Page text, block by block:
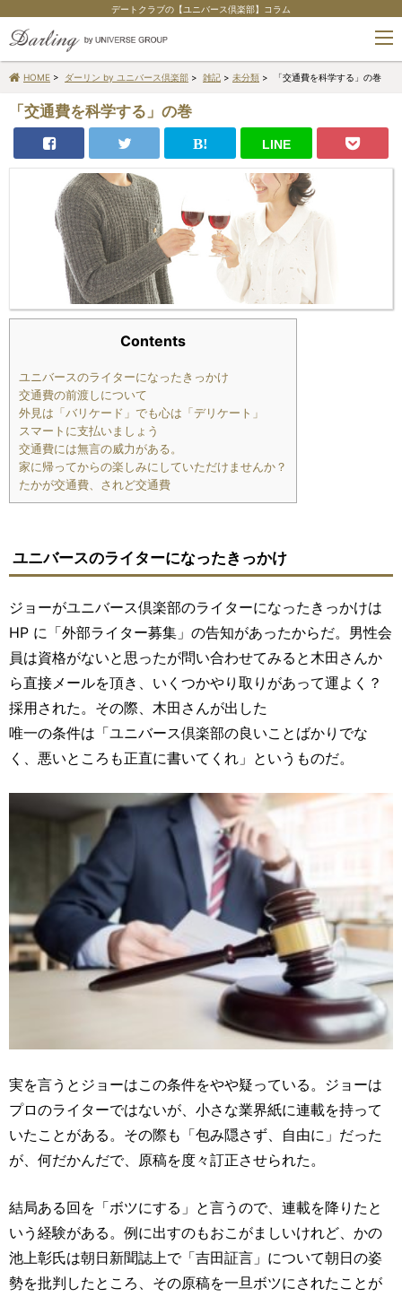
デートクラブの【ユニバース倶楽部】コラム
HOME > ダーリン by ユニバース倶楽部 > 雑記 > 未分類 > 「交通費を科学する」の巻
「交通費を科学する」の巻
Contents
ユニバースのライターになったきっかけ
交通費の前渡しについて
外見は「バリケード」でも心は「デリケート」
スマートに支払いましょう
交通費には無言の威力がある。
家に帰ってからの楽しみにしていただけませんか？
たかが交通費、されど交通費
ユニバースのライターになったきっかけ
ジョーがユニバース倶楽部のライターになったきっかけは
HP に「外部ライター募集」の告知があったからだ。男性会
員は資格がないと思ったが問い合わせてみると木田さんか
ら直接メールを頂き、いくつかやり取りがあって運よく？
採用された。その際、木田さんが出した
唯一の条件は「ユニバース倶楽部の良いことばかりでな
く、悪いところも正直に書いてくれ」というものだ。
実を言うとジョーはこの条件をやや疑っている。ジョーは
プロのライターではないが、小さな業界紙に連載を持って
いたことがある。その際も「包み隠さず、自由に」だった
が、何だかんだで、原稿を度々訂正させられた。
結局ある回を「ボツにする」と言うので、連載を降りたと
いう経験がある。例に出すのもおこがましいけれど、かの
池上彰氏は朝日新聞誌上で「吉田証言」について朝日の姿
勢を批判したところ、その原稿を一旦ボツにされたことが